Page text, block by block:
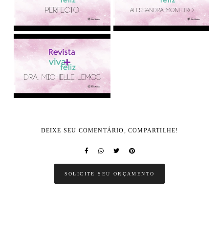
DEIXE SEU COMENTÁRIO, COMPARTILHE!
SOLICITE SEU ORÇAMENTO